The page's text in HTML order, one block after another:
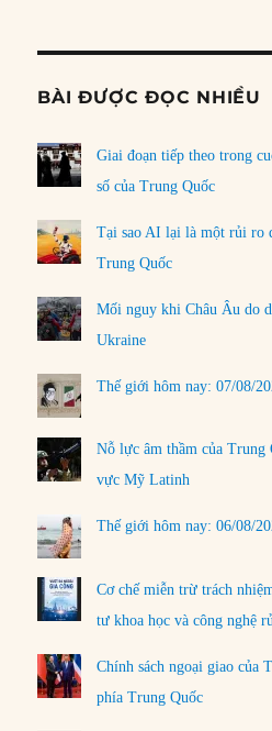
BÀI ĐƯỢC ĐỌC NHIỀU
Giai đoạn tiếp theo trong
số của Trung Quốc
Tại sao AI lại là một rủi ro
Trung Quốc
Mối nguy khi Châu Âu do
Ukraine
Thế giới hôm nay: 07/08/
Nỗ lực âm thầm của
vực Mỹ Latinh
Thế giới hôm nay: 06/08/
Cơ chế miễn trừ trách
tư khoa học và công nghệ
Chính sách ngoại giao của
phía Trung Quốc